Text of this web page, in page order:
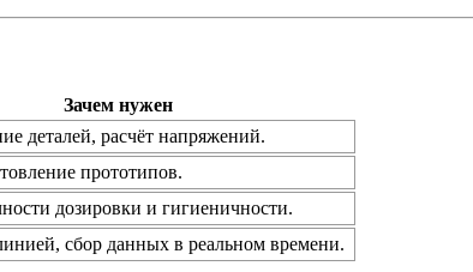
Зачем нужен
деталей, расчёт напряжений.
прототипов.
дозировки и гигиеничности.
сбор данных в реальном времени.